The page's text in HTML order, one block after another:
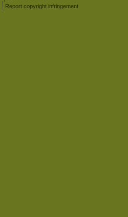
Report copyright infringement